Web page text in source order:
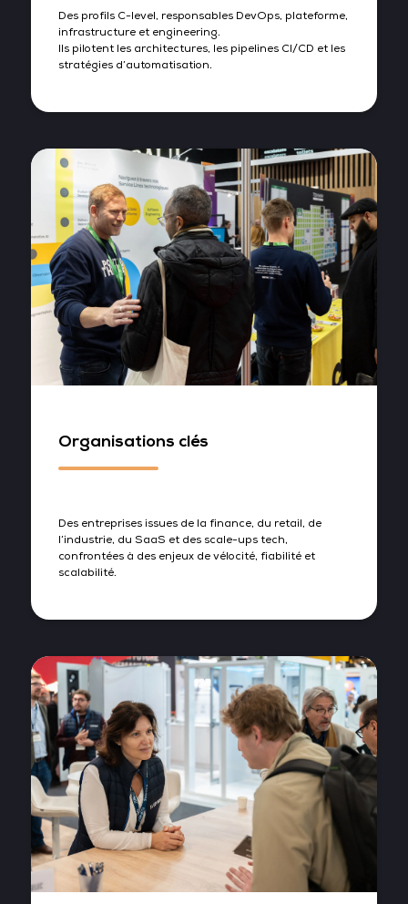
Des profils C-level, responsables DevOps, plateforme,
infrastructure et engineering.
Ils pilotent les architectures, les pipelines CI/CD et les
stratégies d’automatisation.
Organisations clés
Des entreprises issues de la finance, du retail, de
l’industrie, du SaaS et des scale-ups tech,
confrontées à des enjeux de vélocité, fiabilité et
scalabilité.